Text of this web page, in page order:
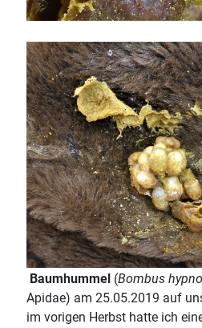
Baumhummel (Bombus
Apidae) am 25.05.2019 auf
im vorigen Herbst hatte ich